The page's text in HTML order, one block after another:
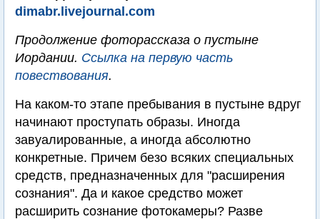
dimabr.livejournal.com
Продолжение фоторассказа о пустыне
Иордании. Ссылка на первую часть
повествования.
На каком-то этапе пребывания в пустыне вдруг
начинают проступать образы. Иногда
завуалированные, а иногда абсолютно
конкретные. Причем безо всяких специальных
средств, предназначенных для "расширения
сознания". Да и какое средство может
расширить сознание фотокамеры? Разве